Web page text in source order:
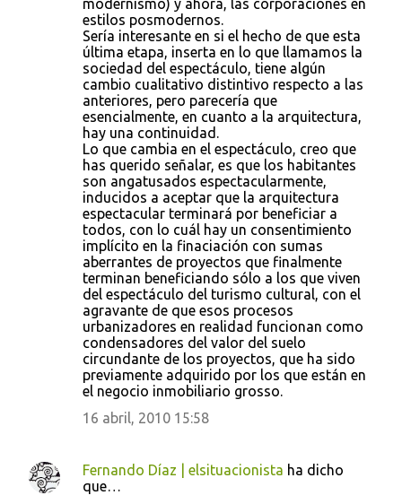
modernismo) y ahora, las corporaciones en
estilos posmodernos.
Sería interesante en si el hecho de que esta
última etapa, inserta en lo que llamamos la
sociedad del espectáculo, tiene algún
cambio cualitativo distintivo respecto a las
anteriores, pero parecería que
esencialmente, en cuanto a la arquitectura,
hay una continuidad.
Lo que cambia en el espectáculo, creo que
has querido señalar, es que los habitantes
son angatusados espectacularmente,
inducidos a aceptar que la arquitectura
espectacular terminará por beneficiar a
todos, con lo cuál hay un consentimiento
implícito en la finaciación con sumas
aberrantes de proyectos que finalmente
terminan beneficiando sólo a los que viven
del espectáculo del turismo cultural, con el
agravante de que esos procesos
urbanizadores en realidad funcionan como
condensadores del valor del suelo
circundante de los proyectos, que ha sido
previamente adquirido por los que están en
el negocio inmobiliario grosso.
16 abril, 2010 15:58
Fernando Díaz | elsituacionista ha dicho
que…